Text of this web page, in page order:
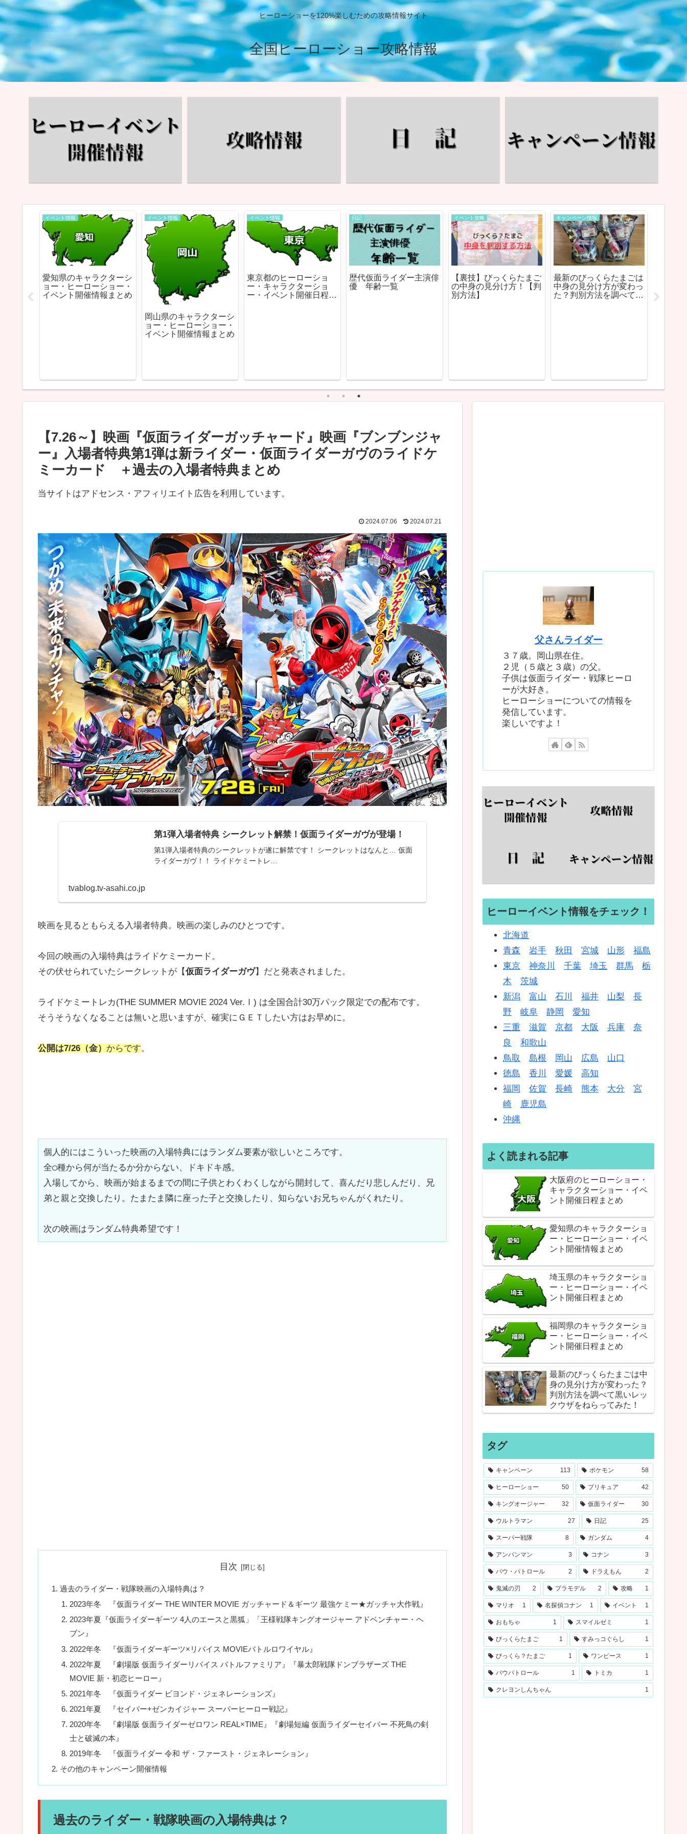
ヒーローショーを120%楽しむための攻略情報サイト
全国ヒーローショー攻略情報
イベント情報
愛知県のキャラクターシ
ョー・ヒーローショー・
イベント開催情報まとめ
イベント情報
岡山県のキャラクターシ
ョー・ヒーローショー・
イベント開催情報まとめ
イベント情報
東京都のヒーローショ
ー・キャラクターショ
ー・イベント開催日程ま
日記
歴代仮面ライダー主演俳
優 年齢一覧
イベント攻略
【裏技】びっくらたまご
の中身の見分け方！【判
別方法】
キャンペーン情報
最新のびっくらたまごは
中身の見分け方が変わっ
た？判別方法を調べて黒
イベン
【7.26～】映画『仮面ライダーガッチャード』映画『ブンブンジャ
ー』入場者特典第1弾は新ライダー・仮面ライダーガヴのライドケ
ミーカード ＋過去の入場者特典まとめ
当サイトはアドセンス・アフィリエイト広告を利用しています。
2024.07.06 2024.07.21
第1弾入場者特典 シークレット解禁！仮面ライダーガヴが登場！
第1弾入場者特典のシークレットが遂に解禁です！ シークレットはなんと… 仮面
ライダーガヴ！！ ライドケミートレ…
tvablog.tv-asahi.co.jp
映画を見るともらえる入場者特典。映画の楽しみのひとつです。
今回の映画の入場特典はライドケミーカード。
その伏せられていたシークレットが【仮面ライダーガヴ】だと発表されました。
ライドケミートレカ(THE SUMMER MOVIE 2024 Ver.Ⅰ) は全国合計30万パック限定での配布です。
そうそうなくなることは無いと思いますが、確実にＧＥＴしたい方はお早めに。
公開は7/26（金） からです。
個人的にはこういった映画の入場特典にはランダム要素が欲しいところです。
全○種から何が当たるか分からない、ドキドキ感。
入場してから、映画が始まるまでの間に子供とわくわくしながら開封して、喜んだり悲しんだり、兄
弟と親と交換したり。たまたま隣に座った子と交換したり、知らないお兄ちゃんがくれたり。
次の映画はランダム特典希望です！
目次
過去のライダー・戦隊映画の入場特典は？
2023年冬 『仮面ライダー THE WINTER MOVIE ガッチャード＆ギーツ 最強ケミー★ガッチャ大作戦』
2023年夏『仮面ライダーギーツ 4人のエースと黒狐」「王様戦隊キングオージャー アドベンチャー・ヘ
ブン』
2022年冬 『仮面ライダーギーツ×リバイス MOVIEバトルロワイヤル』
2022年夏 『劇場版 仮面ライダーリバイス バトルファミリア』『暴太郎戦隊ドンブラザーズ THE
MOVIE 新・初恋ヒーロー』
2021年冬 『仮面ライダー ビヨンド・ジェネレーションズ』
2021年夏 『セイバー+ゼンカイジャー スーパーヒーロー戦記』
2020年冬 『劇場版 仮面ライダーゼロワン REAL×TIME』『劇場短編 仮面ライダーセイバー 不死鳥の剣
士と破滅の本』
2019年冬 『仮面ライダー 令和 ザ・ファースト・ジェネレーション』
その他のキャンペーン開催情報
過去のライダー・戦隊映画の入場特典は？
父さんライダー
３７歳。岡山県在住。
２児（５歳と３歳）の父。
子供は仮面ライダー・戦隊ヒーロ
ーが大好き。
ヒーローショーについての情報を
発信しています。
楽しいですよ！
ヒーローイベント情報をチェック！
北海道
青森
岩手 秋田 宮城 山形
福島
東京
神奈川 千葉 埼玉 群馬
栃
木
茨城
新潟
富山 石川 福井 山梨
長
野
岐阜 静岡
愛知
三重
滋賀 京都 大阪 兵庫
奈
良
和歌山
鳥取
島根 岡山 広島
山口
徳島
香川 愛媛
高知
福岡
佐賀 長崎 熊本 大分
宮
崎
鹿児島
沖縄
よく読まれる記事
大阪府のヒーローショー・
キャラクターショー・イベ
ント開催日程まとめ
愛知県のキャラクターショ
ー・ヒーローショー・イベ
ント開催情報まとめ
埼玉県のキャラクターショ
ー・ヒーローショー・イベ
ント開催日程まとめ
福岡県のキャラクターショ
ー・ヒーローショー・イベ
ント開催日程まとめ
最新のびっくらたまごは中
身の見分け方が変わった？
判別方法を調べて黒いレッ
クウザをねらってみた！
タグ
キャンペーン 113 ポケモン 58
ヒーローショー 50 プリキュア 42
キングオージャー 32 仮面ライダー 30
ウルトラマン 27 日記 25
スーパー戦隊 8 ガンダム 4
アンパンマン 3 コナン 3
パウ・パトロール 2 ドラえもん 2
鬼滅の刃 2 プラモデル 2 攻略 1
マリオ 1 名探偵コナン 1 イベント 1
おもちゃ 1 スマイルゼミ 1
びっくらたまご 1 すみっコぐらし 1
びっくら？たまご 1 ワンピース 1
パウパトロール 1 トミカ 1
クレヨンしんちゃん 1